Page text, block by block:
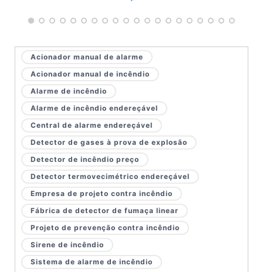
Acionador manual de alarme
Acionador manual de incêndio
Alarme de incêndio
Alarme de incêndio endereçável
Central de alarme endereçável
Detector de gases à prova de explosão
Detector de incêndio preço
Detector termovecimétrico endereçável
Empresa de projeto contra incêndio
Fábrica de detector de fumaça linear
Projeto de prevenção contra incêndio
Sirene de incêndio
Sistema de alarme de incêndio